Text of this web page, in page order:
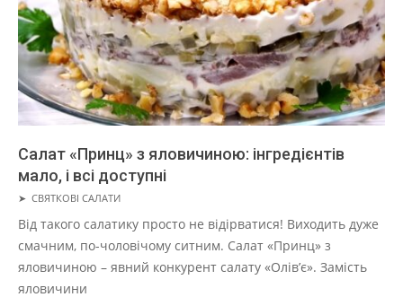
Салат «Принц» з яловичиною: інгредієнтів
мало, і всі доступні
2019-
05-
➤ СВЯТКОВІ САЛАТИ
Від такого салатику просто не відірватися! Виходить дуже
смачним, по-чоловічому ситним. Салат «Принц» з
яловичиною – явний конкурент салату «Олів’є». Замість
яловичини